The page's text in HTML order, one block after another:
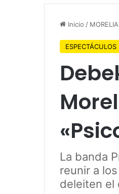
Inicio / MORELIA
ESPECTÁCULOS
La banda
reunir a
deleiten el